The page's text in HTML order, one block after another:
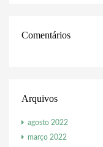
Comentários
Arquivos
agosto 2022
março 2022